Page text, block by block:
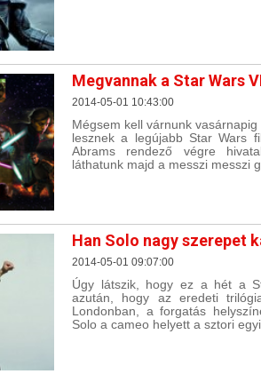
Megvannak a Star Wars
2014-05-01 10:43:00
Mégsem kell várnunk
lesznek a legújabb Star Wars
Abrams rendező végre
láthatunk majd a messzi messzi
Han Solo nagy szerepet
2014-05-01 09:07:00
Úgy látszik, hogy ez a hét a
azután, hogy az eredeti
Londonban, a forgatás
Solo a cameo helyett a sztori